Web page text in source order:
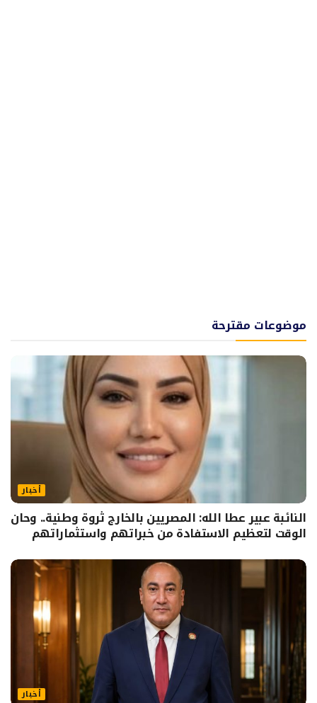
موضوعات مقترحة
أخبار
النائبة عبير عطا الله: المصريين بالخارج ثروة وطنية.. وحان
الوقت لتعظيم الاستفادة من خبراتهم واستثماراتهم
أخبار